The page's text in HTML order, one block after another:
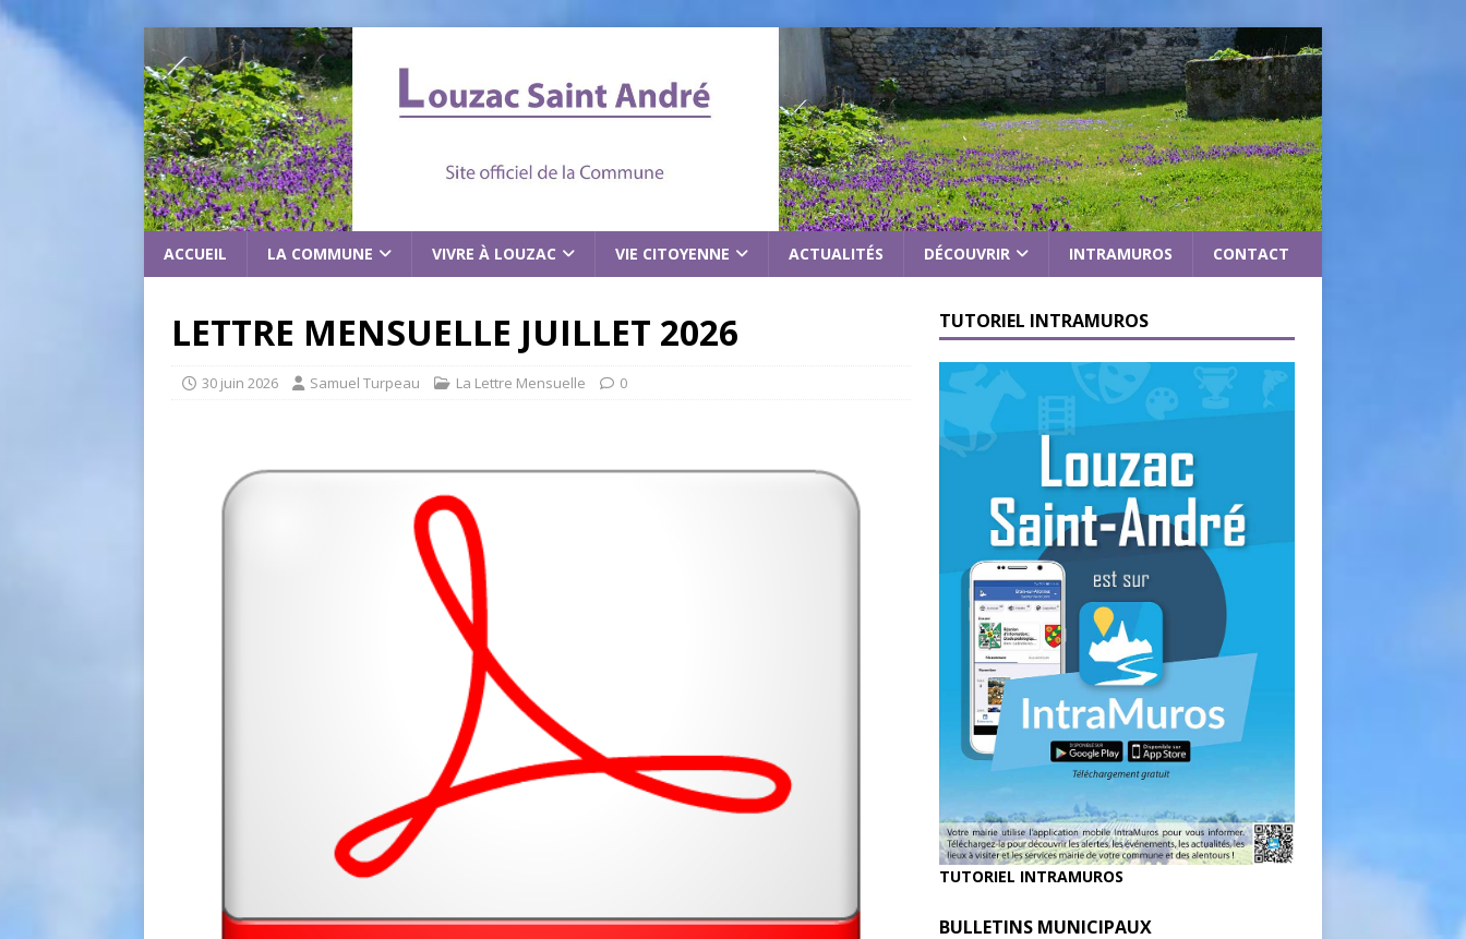
ACCUEIL LA COMMUNE VIVRE À LOUZAC VIE CITOYENNE ACTUALITÉS DÉCOUVRIR INTRAMUROS CONTACT
LETTRE MENSUELLE JUILLET 2026
30 juin 2026 Samuel Turpeau La Lettre Mensuelle 0
TUTORIEL INTRAMUROS
TUTORIEL INTRAMUROS
BULLETINS MUNICIPAUX